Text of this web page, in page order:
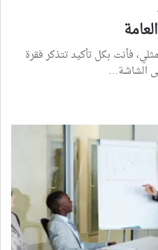
فأنت بكل تأكيد تتذكر فقرة
الشاشة…